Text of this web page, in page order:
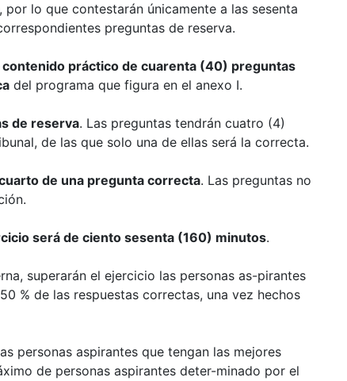
lo que contestarán únicamente a las sesenta
preguntas de reserva.
práctico de cuarenta (40) preguntas
del programa que figura en el anexo I.
de reserva. Las preguntas tendrán cuatro (4)
de las que solo una de ellas será la correcta.
de una pregunta correcta. Las preguntas no
será de ciento sesenta (160) minutos.
superarán el ejercicio las personas as-pirantes
% de las respuestas correctas, una vez hechos
personas aspirantes que tengan las mejores
de personas aspirantes deter-minado por el